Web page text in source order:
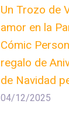
Un Trozo de
amor en la
Cómic
regalo de
de Navidad
04/12/2025